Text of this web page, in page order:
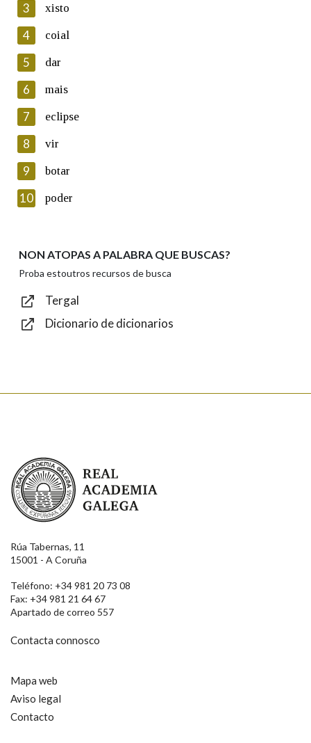
En cumprimento da normativa vixente en materia de
Protección de Datos de Carácter Persoal, a Real Academia
Galega informa a aqueles usuarios que faciliten o seu correo
electrónico, así como calquera outra información de carácter
persoal, que estes datos serán obxecto de tratamento
automatizado de carácter confidencial e incorporados aos seus
ficheiros informáticos. Así mesmo, os usuarios poderán exercer o
seu dereito de acceso, rectificación, oposición e cancelación dos
seus datos poñéndose en contacto connosco.
Lin e acepto as condicións da política de
Introduce o código que aparece na imaxe:
Texto de verificación
3 xisto
4 coial
5 dar
6 mais
7 eclipse
8 vir
9 botar
10 poder
NON ATOPAS A PALABRA QUE BUSCAS?
Proba estoutros recursos de busca
Tergal
Dicionario de dicionarios
Real Academia Galega
Rúa Tabernas, 11
15001 - A Coruña
Teléfono: +34 981 20 73 08
Fax: +34 981 21 64 67
Apartado de correo 557
Contacta connosco
Mapa web
Aviso legal
Contacto